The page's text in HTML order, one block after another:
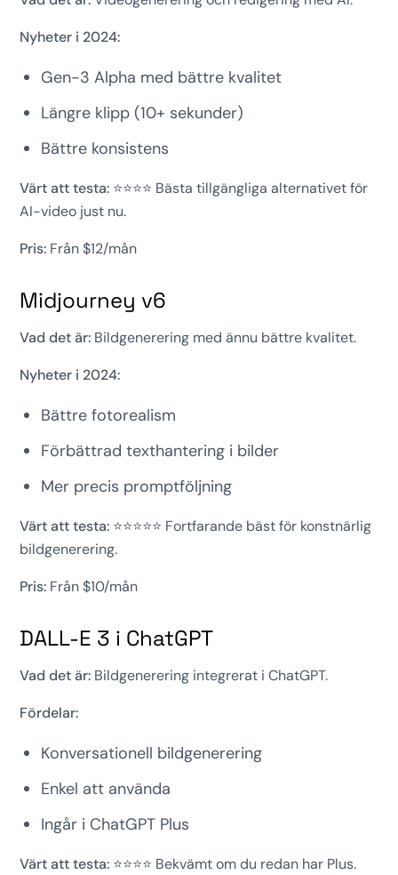
Nyheter i 2024:
Gen-3 Alpha med bättre kvalitet
Längre klipp (10+ sekunder)
Bättre konsistens
Värt att testa: ⭐⭐⭐⭐ Bästa tillgängliga alternativet för
AI-video just nu.
Pris: Från $12/mån
Midjourney v6
Vad det är: Bildgenerering med ännu bättre kvalitet.
Nyheter i 2024:
Bättre fotorealism
Förbättrad texthantering i bilder
Mer precis promptföljning
Värt att testa: ⭐⭐⭐⭐⭐ Fortfarande bäst för konstnärlig
bildgenerering.
Pris: Från $10/mån
DALL-E 3 i ChatGPT
Vad det är: Bildgenerering integrerat i ChatGPT.
Fördelar:
Konversationell bildgenerering
Enkel att använda
Ingår i ChatGPT Plus
Värt att testa: ⭐⭐⭐⭐ Bekvämt om du redan har Plus.